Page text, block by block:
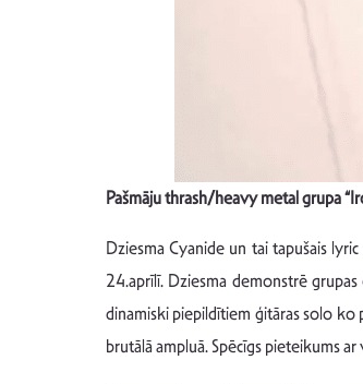
Pašmāju thrash/heavy metal grupa
Dziesma Cyanide un tai tapušais
24.aprīlī. Dziesma demonstrē
dinamiski piepildītiem ģitāras solo ko
brutālā ampluā. Spēcīgs pieteikums